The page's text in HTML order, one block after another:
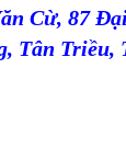
Cừ, 87
Tân Triều,